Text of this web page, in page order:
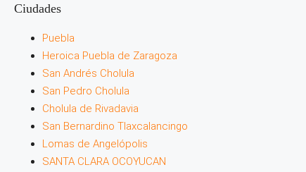
Ciudades
Puebla
Heroica Puebla de Zaragoza
San Andrés Cholula
San Pedro Cholula
Cholula de Rivadavia
San Bernardino Tlaxcalancingo
Lomas de Angelópolis
SANTA CLARA OCOYUCAN